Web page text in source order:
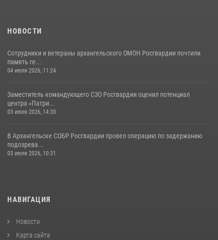
НОВОСТИ
Сотрудники и ветераны архангельского ОМОН Росгвардии почтили
память ге...
04 июля 2026, 11:24
Заместитель командующего СЗО Росгвардии оценил потенциал
центра «Патри...
03 июля 2026, 14:30
В Архангельске СОБР Росгвардии провел операцию по задержанию
подозрева...
03 июля 2026, 10:31
НАВИГАЦИЯ
Новости
Карта сайта